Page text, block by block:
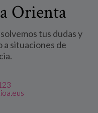
Orienta
tus dudas y
situaciones de